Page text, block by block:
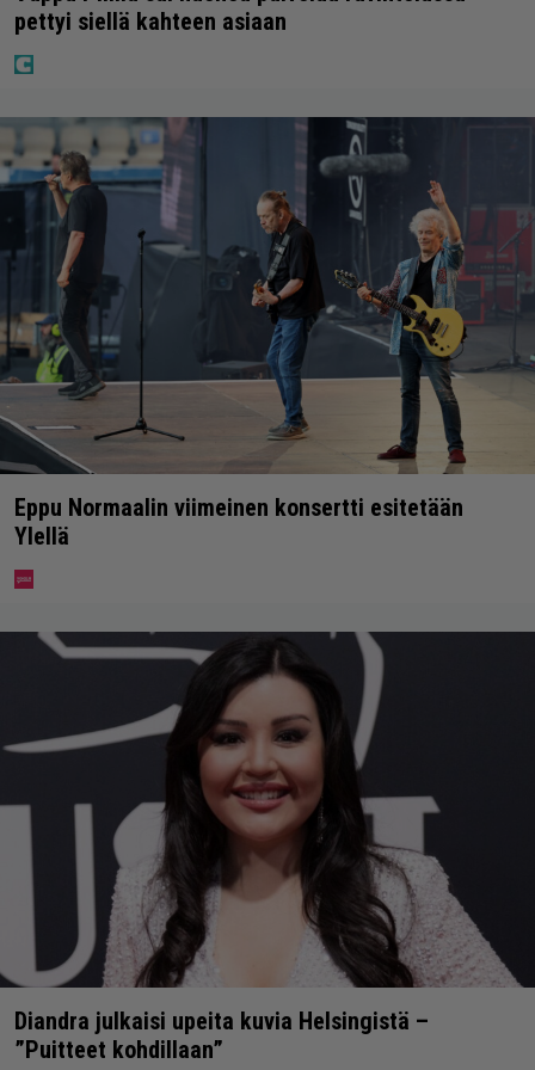
pettyi siellä kahteen asiaan
Eppu Normaalin viimeinen konsertti esitetään
Ylellä
Diandra julkaisi upeita kuvia Helsingistä –
”Puitteet kohdillaan”